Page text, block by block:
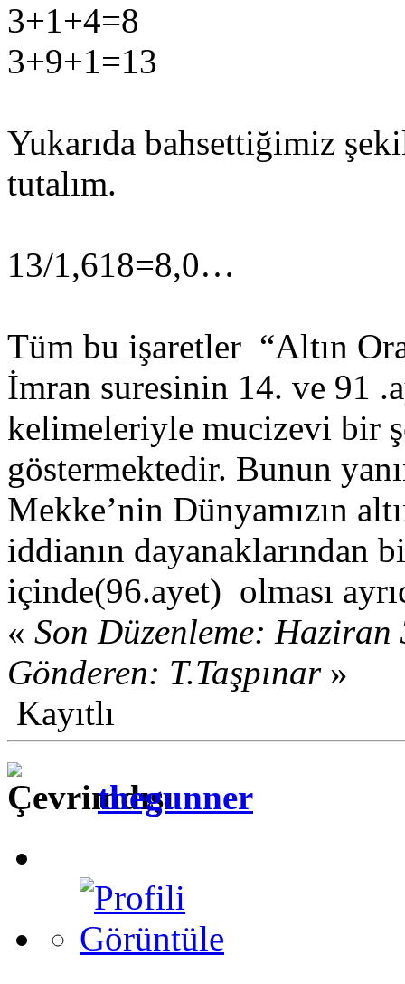
3+1+4=8
3+9+1=13
Yukarıda bahsettiğimiz
tutalım.
13/1,618=8,0…
Tüm bu işaretler “Altın
İmran suresinin 14. ve 91
kelimeleriyle mucizevi bir
göstermektedir. Bunun
Mekke’nin Dünyamızın
iddianın dayanaklarından
içinde(96.ayet) olması
« Son Düzenleme:
Gönderen: T.Taşpınar»
Kayıtlı
thegunner